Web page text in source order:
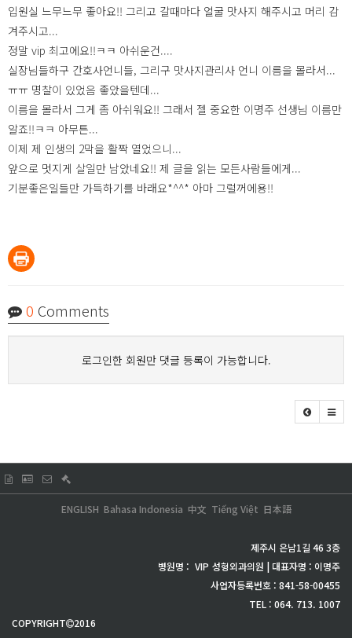
입원실 느무느무 좋아요!! 그리고 갈때마다 얼굴 맛사지 해주시고 머리 감
겨주시고...
정말 vip 최고에요!!ㅋㅋ 아쉬운건....
실장님들하구 간호사언니들, 그리구 맛사지관리사 언니 이름을 몰라서...
ㅠㅠ 명찰이 있었음 좋았을텐데...
이름을 몰라서 그게 좀 아쉬워요!! 그래서 젤 중요한 이명주 선생님 이름만
알죠!!ㅋㅋ 아무튼...
이제 제 인생의 2막을 활짝 열었으니...
앞으로 멋지게 살일만 남았네요!! 제 글을 읽는 모든사람들에게...
기분좋은일들만 가득하기를 바래요*^^* 아마 그럴꺼에용!!
0 Comments
로그인한 회원만 댓글 등록이 가능합니다.
日本語
Tiếng Việt
中文
Bahasa Indonesia
ENGLISH
제주시 은남1길 46 3층
병원명 : VIP 성형외과의원 | 대표자명 : 이명주
사업자등록번호 : 841-58-00455
TEL : 064. 713. 1007
COPYRIGHT
2016